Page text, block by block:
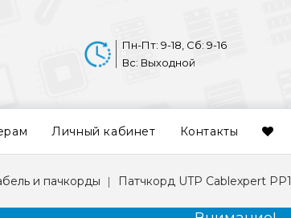
Пн-Пт: 9-18, Сб: 9-16
Вс: Выходной
Личный кабинет Контакты
и пачкорды Патчкорд UTP Cablexpert